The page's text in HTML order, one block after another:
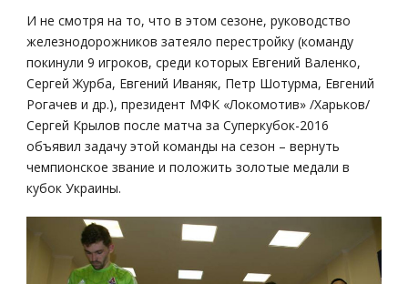
И не смотря на то, что в этом сезоне, руководство
железнодорожников затеяло перестройку (команду
покинули 9 игроков, среди которых Евгений Валенко,
Сергей Журба, Евгений Иваняк, Петр Шотурма, Евгений
Рогачев и др.), президент МФК «Локомотив» /Харьков/
Сергей Крылов после матча за Суперкубок-2016
объявил задачу этой команды на сезон – вернуть
чемпионское звание и положить золотые медали в
кубок Украины.